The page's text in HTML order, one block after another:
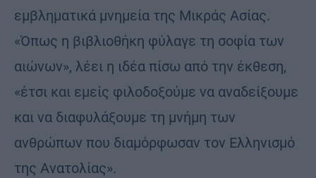
εμβληματικά μνημεία της Μικράς Ασίας.
«Όπως η βιβλιοθήκη φύλαγε τη σοφία των
αιώνων», λέει η ιδέα πίσω από την έκθεση,
«έτσι και εμείς φιλοδοξούμε να αναδείξουμε
και να διαφυλάξουμε τη μνήμη των
ανθρώπων που διαμόρφωσαν τον Ελληνισμό
της Ανατολίας».